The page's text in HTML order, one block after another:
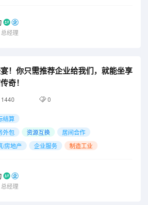
总经理
！你只需推荐企业给我们，就能坐享
奇！
1440 0
结算
外包 资源互换 居间合作
/房地产 企业服务 制造工业
总经理